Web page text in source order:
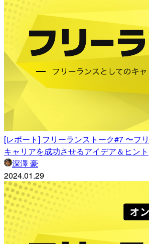
[レポート] フリーランストーク#7 〜フ
キャリアを成功させるアイデア＆ヒント
深澤 豪
2024.01.29